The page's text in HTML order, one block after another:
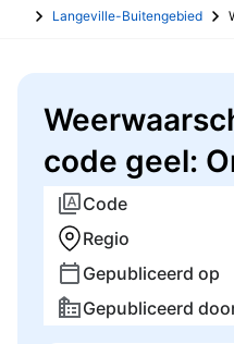
Langeville-Buitengebied
code geel:
Code
Regio
Gepubliceerd op
Gepubliceerd